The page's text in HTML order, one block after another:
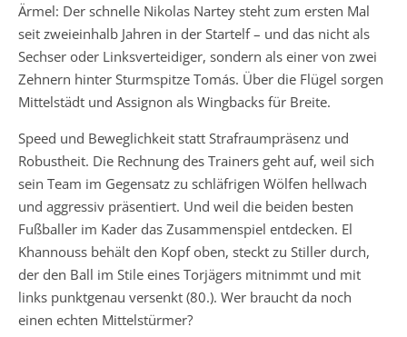
Ärmel: Der schnelle Nikolas Nartey steht zum ersten Mal
seit zweieinhalb Jahren in der Startelf – und das nicht als
Sechser oder Linksverteidiger, sondern als einer von zwei
Zehnern hinter Sturmspitze Tomás. Über die Flügel sorgen
Mittelstädt und Assignon als Wingbacks für Breite.
Speed und Beweglichkeit statt Strafraumpräsenz und
Robustheit. Die Rechnung des Trainers geht auf, weil sich
sein Team im Gegensatz zu schläfrigen Wölfen hellwach
und aggressiv präsentiert. Und weil die beiden besten
Fußballer im Kader das Zusammenspiel entdecken. El
Khannouss behält den Kopf oben, steckt zu Stiller durch,
der den Ball im Stile eines Torjägers mitnimmt und mit
links punktgenau versenkt (80.). Wer braucht da noch
einen echten Mittelstürmer?